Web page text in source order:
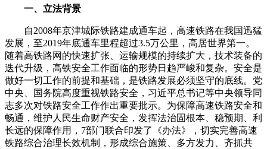
一、立法背景
自2008年京津城际铁路建成通车起，高速铁路在我国迅猛
发展，至2019年底通车里程超过3.5万公里，高居世界第一。
随着高铁路网的快速扩张、运输规模的持续扩大，技术装备的
迭代升级，高铁安全工作面临的形势日趋严峻和复杂。安全是
做好一切工作的前提和基础，是铁路发展必须坚守的底线。党
中央、国务院高度重视铁路安全，习近平总书记等中央领导同
志多次对铁路安全工作作出重要批示。为保障高速铁路安全和
畅通，维护人民生命财产安全，发挥法治固根本、稳预期、利
长远的保障作用，7部门联合印发了《办法》，切实完善高速
铁路综合治理长效机制，形成综合施策、多方发力、齐抓共